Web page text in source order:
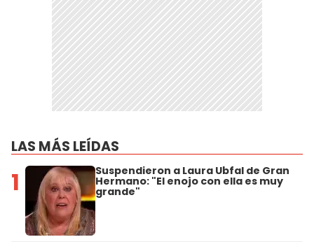
LAS MÁS LEÍDAS
1 Suspendieron a Laura Ubfal de Gran
Hermano: "El enojo con ella es muy
grande"